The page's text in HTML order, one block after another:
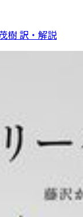
樹 訳・解説